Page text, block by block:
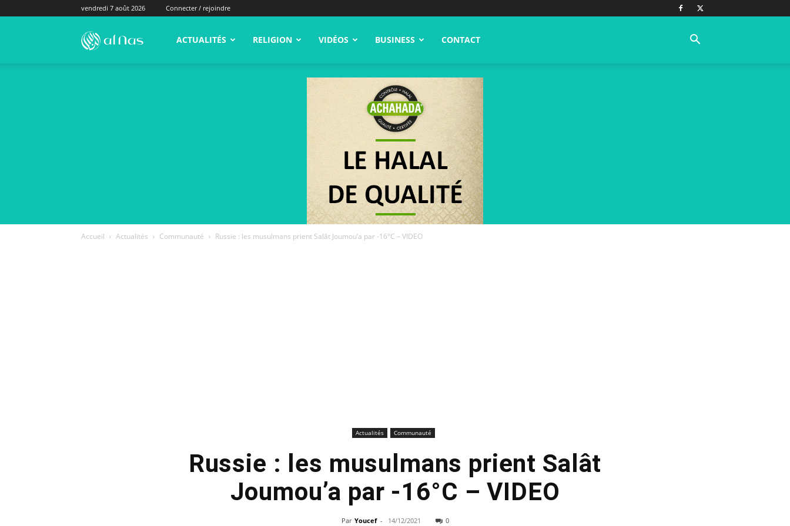
vendredi 7 août 2026 Connecter / rejoindre
alNas.fr ACTUALITÉS RELIGION VIDÉOS BUSINESS CONTACT
Accueil Actualités Communauté Russie : les musulmans prient Salât Joumou’a par -16°C – VIDEO
Actualités Communauté
Russie : les musulmans prient Salât
Joumou’a par -16°C – VIDEO
Par Youcef - 14/12/2021 0